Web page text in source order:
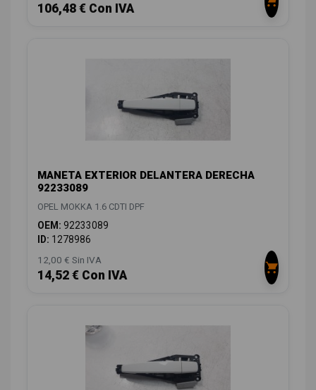
106,48 € Con IVA
MANETA EXTERIOR DELANTERA DERECHA
92233089
OPEL MOKKA 1.6 CDTI DPF
OEM: 92233089
ID: 1278986
12,00 € Sin IVA
14,52 € Con IVA